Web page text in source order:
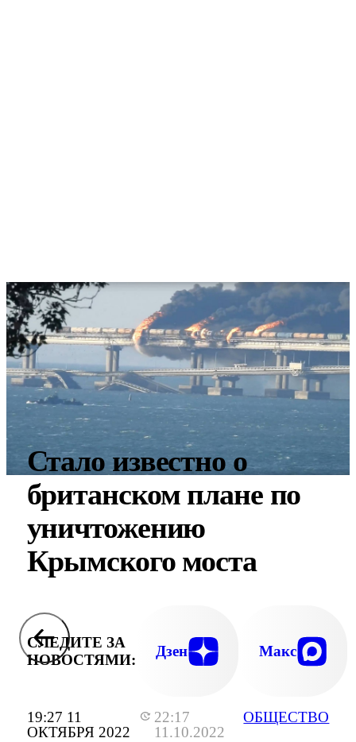
19:27 11
ОКТЯБРЯ 2022
22:17
11.10.2022
ОБЩЕСТВО
Стало известно о
британском плане по
уничтожению
Крымского моста
СЛЕДИТЕ ЗА
НОВОСТЯМИ:
Дзен Макс